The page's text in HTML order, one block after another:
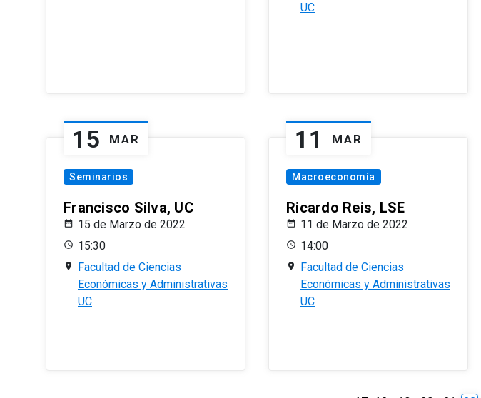
UC
15 MAR
Seminarios
Francisco Silva, UC
15 de Marzo de 2022
15:30
Facultad de Ciencias
Económicas y Administrativas
UC
11 MAR
Macroeconomía
Ricardo Reis, LSE
11 de Marzo de 2022
14:00
Facultad de Ciencias
Económicas y Administrativas
UC